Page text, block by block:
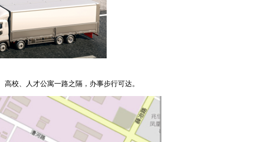
校、人才公寓一路之隔，办事步行可达。